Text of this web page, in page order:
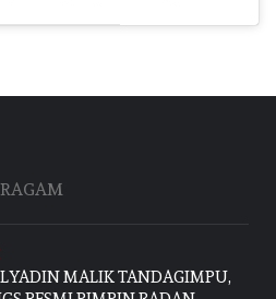
RAGAM
MALIK TANDAGIMPU,